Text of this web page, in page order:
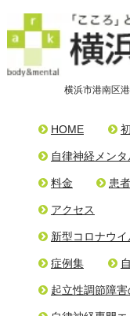
横浜市港南区
HOME
自律神経メン
料金 患
アクセス
新型コロナウ
症例集
起立性調節障害